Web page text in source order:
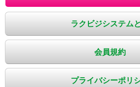
ラクビジシステム
会員規約
プライバシーポリ